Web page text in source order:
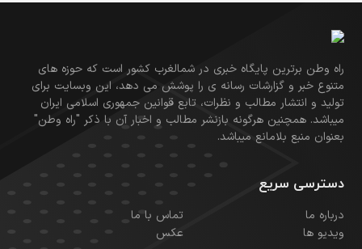
راه وطن برترین پایگاه خبری در شمالغرب کشور است که حوزه های
متنوع خبر و گزارشات رسانه ی را پوشش می دهد، این وبسایت برای
تولید و انتشار مطالب و نظرات، تابع قوانین جمهوری اسلامی ایران
میباشد. همچنین هرگونه بازنشر مطالب و اخبار آن با ذکر "راه وطن"
بعنوان منبع بلامانع میباشد.
دسترسی سریع
درباره ما
تماس با ما
ویدیو ها
عکس